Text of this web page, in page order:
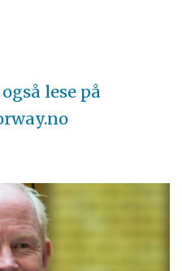
lese på